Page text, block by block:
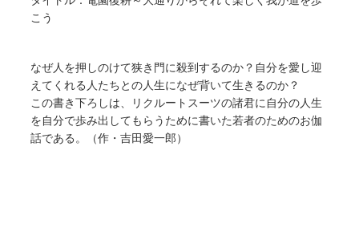
こう
なぜ人を押しのけて狭き門に殺到するのか？自分を愛し迎
えてくれる人たちとの人生になぜ背いて生きるのか？
この書き下ろしは、リクルートスーツの諸君に自分の人生
を自分で歩み出してもらうために書いた若者のためのお伽
話である。（作・吉田愛一郎）